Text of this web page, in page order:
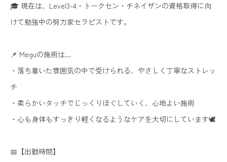
🎓 現在は、Level3-4・トークセン・チネイザンの資格取得に向
けて勉強中の努力家セラピストです。
📌 Meguの施術は…
・落ち着いた雰囲気の中で受けられる、やさしく丁寧なストレッ
チ
・柔らかいタッチでじっくりほぐしていく、心地よい施術
・心も身体もすっきり軽くなるようなケアを大切にしています🕊️
📅【出勤時間】